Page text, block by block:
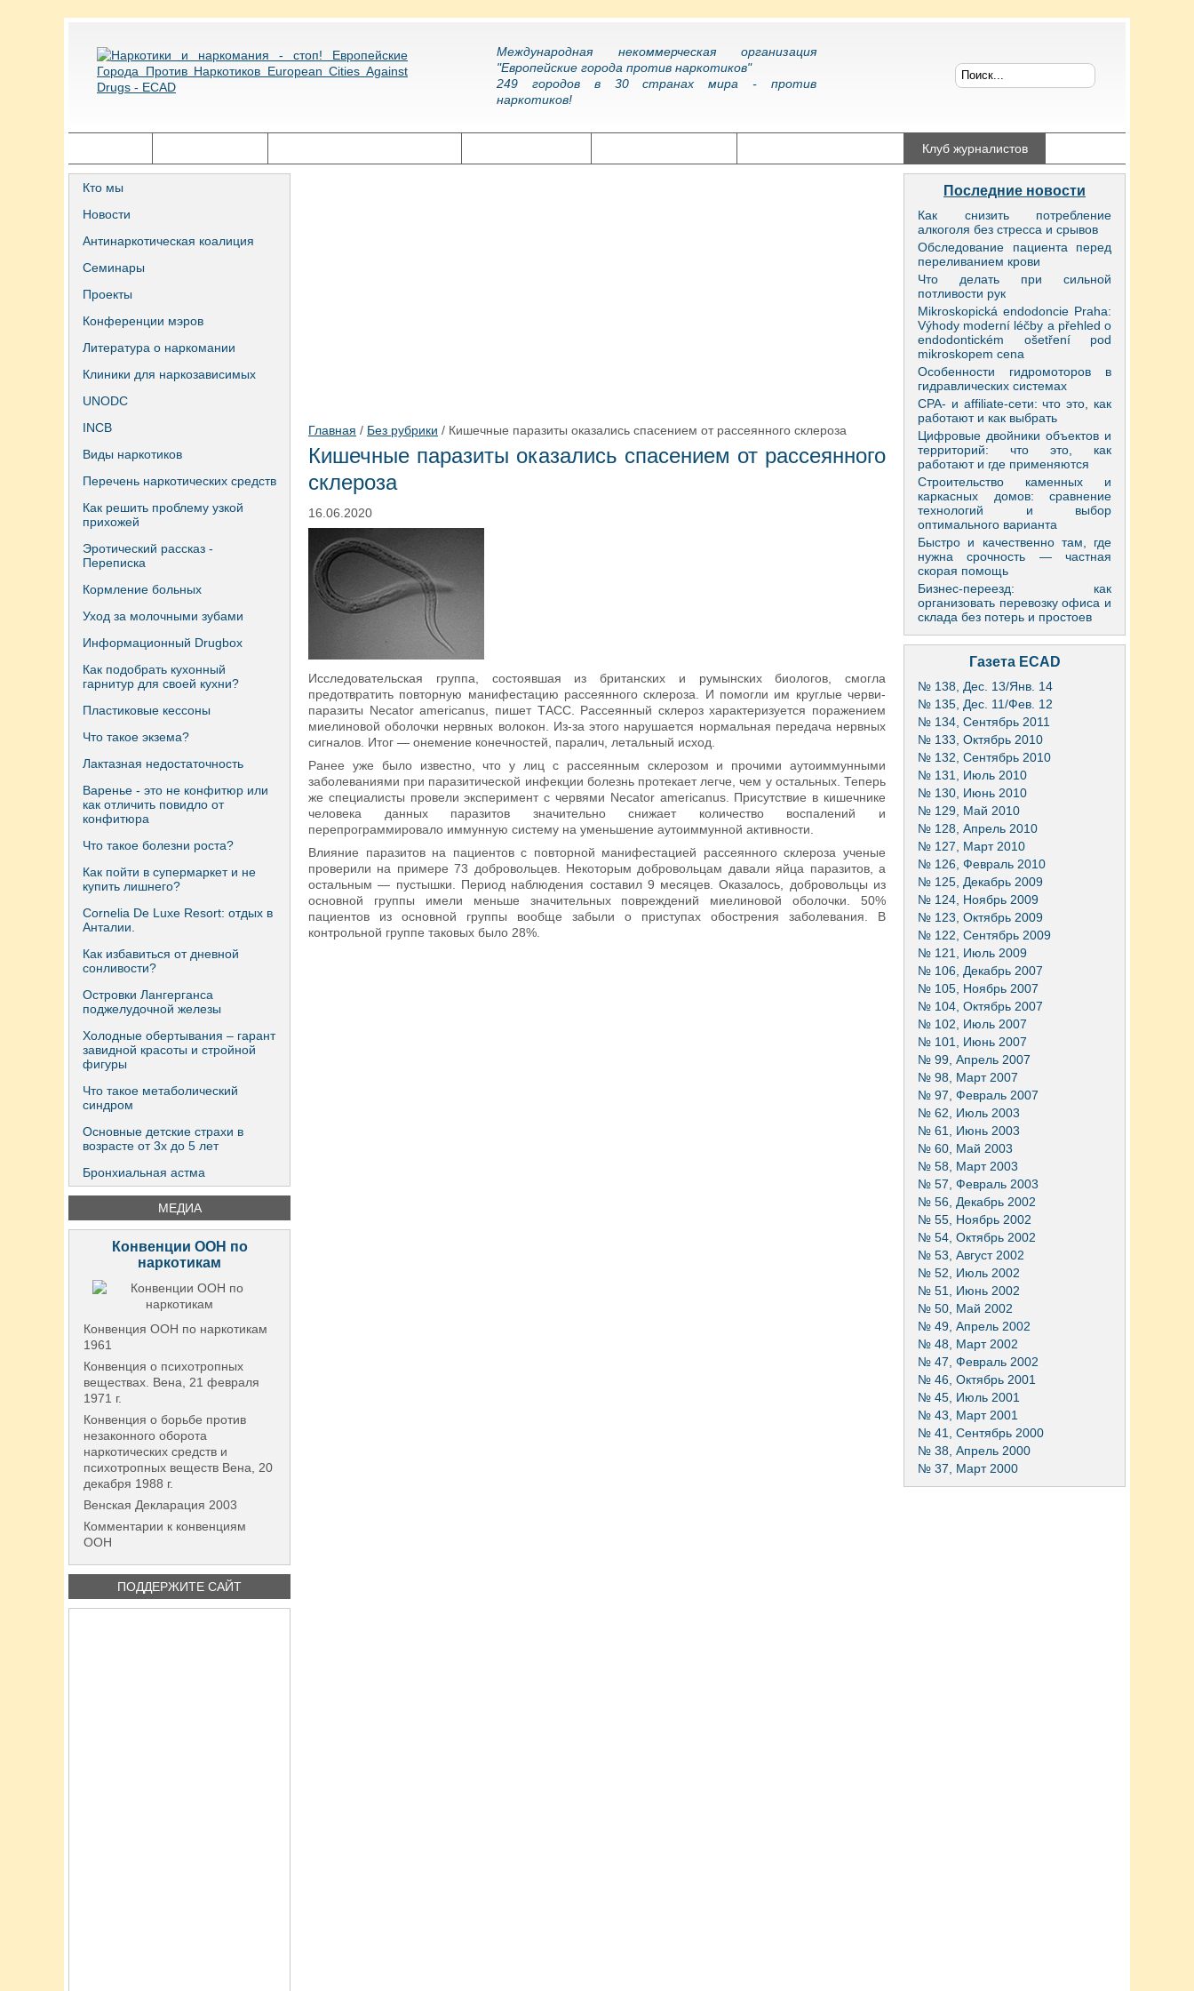
Международная некоммерческая организация
"Европейские города против наркотиков"
249 городов в 30 странах мира - против
наркотиков!
Клуб журналистов
Кто мы
Новости
Антинаркотическая коалиция
Семинары
Проекты
Конференции мэров
Литература о наркомании
Клиники для наркозависимых
UNODC
INCB
Виды наркотиков
Перечень наркотических средств
Как решить проблему узкой
прихожей
Эротический рассказ -
Переписка
Кормление больных
Уход за молочными зубами
Информационный Drugbox
Как подобрать кухонный
гарнитур для своей кухни?
Пластиковые кессоны
Что такое экзема?
Лактазная недостаточность
Варенье - это не конфитюр или
как отличить повидло от
конфитюра
Что такое болезни роста?
Как пойти в супермаркет и не
купить лишнего?
Сornelia De Luxe Resort: отдых в
Анталии.
Как избавиться от дневной
сонливости?
Островки Лангерганса
поджелудочной железы
Холодные обертывания – гарант
завидной красоты и стройной
фигуры
Что такое метаболический
синдром
Основные детские страхи в
возрасте от 3х до 5 лет
Бронхиальная астма
МЕДИА
Конвенции ООН по
наркотикам
Конвенция ООН по наркотикам
1961
Конвенция о психотропных
веществах. Вена, 21 февраля
1971 г.
Конвенция о борьбе против
незаконного оборота
наркотических средств и
психотропных веществ Вена, 20
декабря 1988 г.
Венская Декларация 2003
Комментарии к конвенциям
ООН
ПОДДЕРЖИТЕ САЙТ
Главная / Без рубрики / Кишечные паразиты оказались спасением от рассеянного склероза
Кишечные паразиты оказались спасением от рассеянного
склероза
16.06.2020
Исследовательская группа, состоявшая из британских и румынских биологов, смогла
предотвратить повторную манифестацию рассеянного склероза. И помогли им круглые черви-
паразиты Necator americanus, пишет ТАСС. Рассеянный склероз характеризуется поражением
миелиновой оболочки нервных волокон. Из-за этого нарушается нормальная передача нервных
сигналов. Итог — онемение конечностей, паралич, летальный исход.
Ранее уже было известно, что у лиц с рассеянным склерозом и прочими аутоиммунными
заболеваниями при паразитической инфекции болезнь протекает легче, чем у остальных. Теперь
же специалисты провели эксперимент с червями Necator americanus. Присутствие в кишечнике
человека данных паразитов значительно снижает количество воспалений и
перепрограммировало иммунную систему на уменьшение аутоиммунной активности.
Влияние паразитов на пациентов с повторной манифестацией рассеянного склероза ученые
проверили на примере 73 добровольцев. Некоторым добровольцам давали яйца паразитов, а
остальным — пустышки. Период наблюдения составил 9 месяцев. Оказалось, добровольцы из
основной группы имели меньше значительных повреждений миелиновой оболочки. 50%
пациентов из основной группы вообще забыли о приступах обострения заболевания. В
контрольной группе таковых было 28%.
Последние новости
Как снизить потребление
алкоголя без стресса и срывов
Обследование пациента перед
переливанием крови
Что делать при сильной
потливости рук
Mikroskopická endodoncie Praha:
Výhody moderní léčby a přehled o
endodontickém ošetření pod
mikroskopem cena
Особенности гидромоторов в
гидравлических системах
CPA- и affiliate-сети: что это, как
работают и как выбрать
Цифровые двойники объектов и
территорий: что это, как
работают и где применяются
Строительство каменных и
каркасных домов: сравнение
технологий и выбор
оптимального варианта
Быстро и качественно там, где
нужна срочность — частная
скорая помощь
Бизнес-переезд: как
организовать перевозку офиса и
склада без потерь и простоев
Газета ECAD
№ 138, Дес. 13/Янв. 14
№ 135, Дес. 11/Фев. 12
№ 134, Сентябрь 2011
№ 133, Октябрь 2010
№ 132, Сентябрь 2010
№ 131, Июль 2010
№ 130, Июнь 2010
№ 129, Май 2010
№ 128, Апрель 2010
№ 127, Март 2010
№ 126, Февраль 2010
№ 125, Декабрь 2009
№ 124, Ноябрь 2009
№ 123, Октябрь 2009
№ 122, Сентябрь 2009
№ 121, Июль 2009
№ 106, Декабрь 2007
№ 105, Ноябрь 2007
№ 104, Октябрь 2007
№ 102, Июль 2007
№ 101, Июнь 2007
№ 99, Апрель 2007
№ 98, Март 2007
№ 97, Февраль 2007
№ 62, Июль 2003
№ 61, Июнь 2003
№ 60, Май 2003
№ 58, Март 2003
№ 57, Февраль 2003
№ 56, Декабрь 2002
№ 55, Ноябрь 2002
№ 54, Октябрь 2002
№ 53, Август 2002
№ 52, Июль 2002
№ 51, Июнь 2002
№ 50, Май 2002
№ 49, Апрель 2002
№ 48, Март 2002
№ 47, Февраль 2002
№ 46, Октябрь 2001
№ 45, Июль 2001
№ 43, Март 2001
№ 41, Сентябрь 2000
№ 38, Апрель 2000
№ 37, Март 2000